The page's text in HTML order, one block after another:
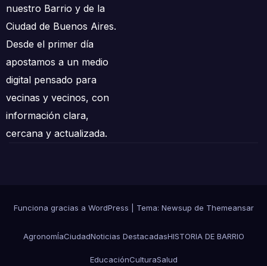
nuestro Barrio y de la
Ciudad de Buenos Aires.
Desde el primer día
apostamos a un medio
digital pensado para
vecinas y vecinos, con
información clara,
cercana y actualizada.
Funciona gracias a WordPress Tema: Newsup de Themeansar
AgronomÍaCiudadNoticias DestacadasHISTORIA DE BARRIO
EducaciónCulturaSalud